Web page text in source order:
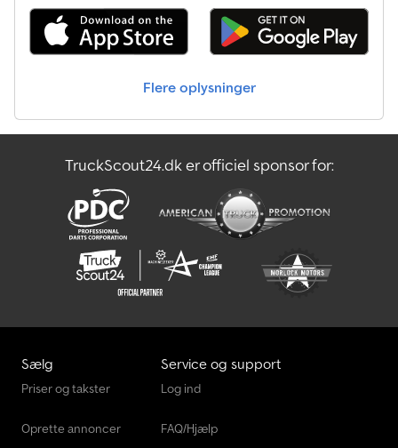
tågelygte bag Med positionslygter for øget sikkerhed 13-polet
stik, EU-udstyr Hjul og aksler Drejeaksel med ny kinematik
Slagfaste plastskærme Hjulklodser inkl. beslag monteret Sikrings-
reling med 400 daN (testet i henhold til DIN 75410-1)
Flere oplysninger
TruckScout24.dk er officiel sponsor for:
Sælg
Priser og takster
Oprette annoncer
Service og support
Log ind
FAQ/Hjælp